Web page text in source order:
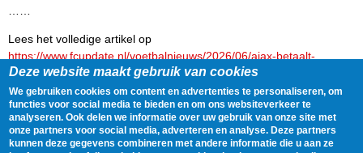
Lees het volledige artikel op
https://www.fcupdate.nl/voetbalnieuws/2026/06/ajax-betaalt-
miljoenen-aan-real-madrid-voor-dani-ceballos
Delen Tweet 3 June, 2026 - 07:44
Gegevens
Deze website maakt gebruik van cookies
We gebruiken cookies om content en advertenties te personaliseren, om
functies voor social media te bieden en om ons websiteverkeer te
analyseren. Ook delen we informatie over uw gebruik van onze site met
onze partners voor social media, adverteren en analyse. Deze partners
kunnen deze gegevens combineren met andere informatie die u aan ze